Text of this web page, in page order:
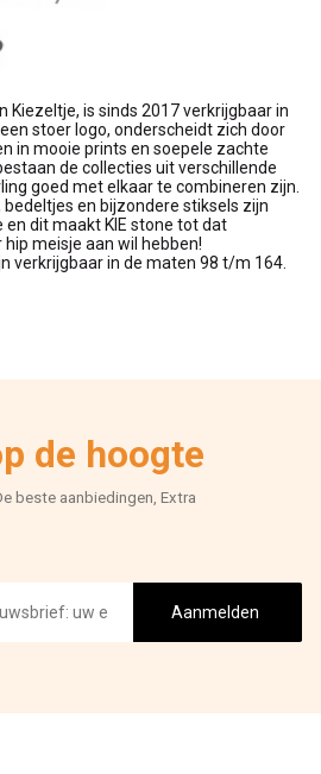
Kiezeltje, is sinds 2017 verkrijgbaar in
stoer logo, onderscheidt zich door
in mooie prints en soepele zachte
de collecties uit verschillende
goed met elkaar te combineren zijn.
bedeltjes en bijzondere stiksels zijn
en dit maakt KIE stone tot dat
meisje aan wil hebben!
verkrijgbaar in de maten 98 t/m 164.
de hoogte
beste aanbiedingen, Extra
Aanmelden